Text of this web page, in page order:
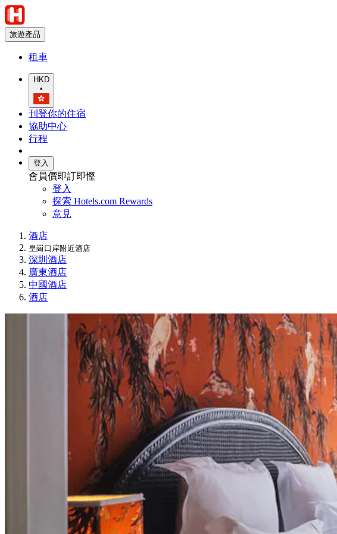
旅遊產品
租車
HKD
•
刊登你的住宿
協助中心
行程
登入
會員價即訂即慳
登入
探索 Hotels.com Rewards
意見
酒店
皇崗口岸附近酒店
深圳酒店
廣東酒店
中國酒店
酒店